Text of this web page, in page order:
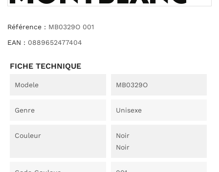
Référence : MB0329O 001
EAN : 0889652477404
FICHE TECHNIQUE
Modele MB0329O
Genre Unisexe
Couleur
Noir
Noir